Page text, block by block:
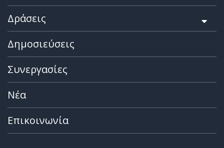
Δράσεις
Δημοσιεύσεις
Συνεργασίες
Νέα
Επικοινωνία